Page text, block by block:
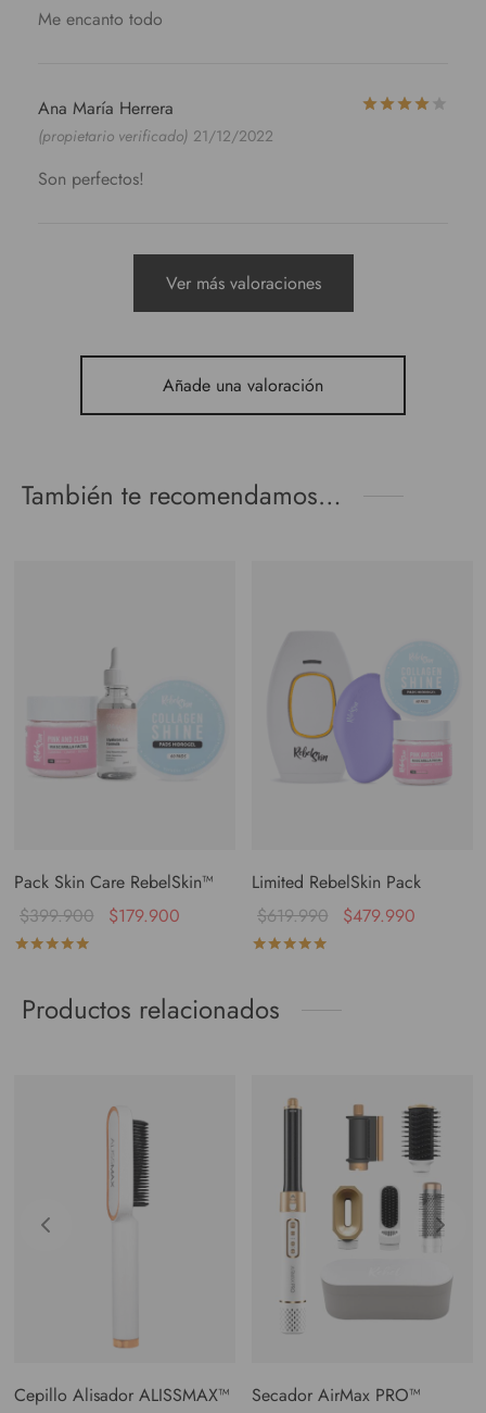
Me encanto todo
Ana María Herrera
(propietario verificado) 21/12/2022
Son perfectos!
Ver más valoraciones
Añade una valoración
También te recomendamos…
Pack Skin Care RebelSkin™
$399.900 $179.900
Limited RebelSkin Pack
$619.990 $479.990
Productos relacionados
Cepillo Alisador ALISSMAX™
Secador AirMax PRO™